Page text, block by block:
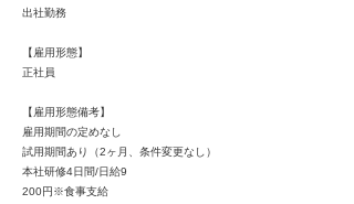
出社勤務
【雇用形態】
正社員
【雇用形態備考】
雇用期間の定めなし
試用期間あり（2ヶ月、条件変更なし）
本社研修4日間/日給9
200円※食事支給